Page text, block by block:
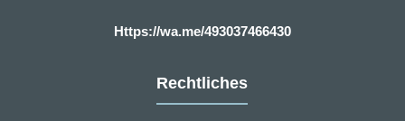
Https://wa.me/493037466430
Rechtliches